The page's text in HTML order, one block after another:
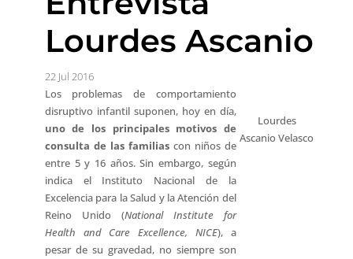
Lourdes Ascanio
22 Jul 2016
Los problemas de comportamiento
disruptivo infantil suponen, hoy en día,
uno de los principales motivos de
consulta de las familias con niños de
entre 5 y 16 años. Sin embargo, según
indica el Instituto Nacional de la
Excelencia para la Salud y la Atención del
Reino Unido (National Institute for
Health and Care Excellence, NICE), a
pesar de su gravedad, no siempre son
Lourdes
Ascanio Velasco